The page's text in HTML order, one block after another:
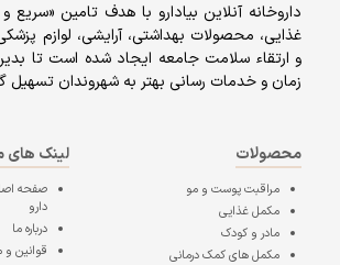
داروخانه آنلاين بيادارو با هدف تامين
غذايى، محصولات بهداشتى، آرايشى، لوازم
و ارتقاء سلامت جامعه ایجاد شده است تا
زمان و خدمات رسانی بهتر به شهروندان تسهیل
محصولات
مراقبت پوست و مو
مکمل غذایی
مادر و کودک
مکمل های کمک درمانی
لینک های
صفحه
دارو
درباره ما
قوانین و